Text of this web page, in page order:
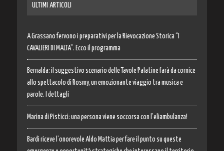
ULTIMI ARTICOLI
A Grassano fervono i preparativi per la Rievocazione Storica “I
CAVALIERI DI MALTA”. Ecco il programma
Bernalda: il suggestivo scenario delle Tavole Palatine farà da cornice
allo spettacolo di Rosmy, un emozionante viaggio tra musica e
parole. I dettagli
Marina di Pisticci: una persona viene soccorsa con l’eliambulanza!
Bardi riceve l’onorevole Aldo Mattia per fare il punto su queste